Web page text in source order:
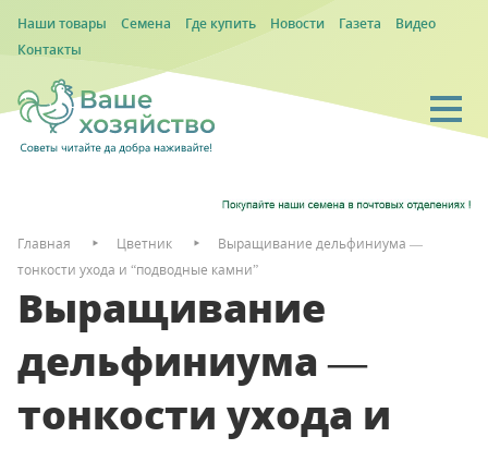
Наши товары Семена Где купить Новости Газета
Видео
Контакты
Главная Цветник
Выращивание дельфиниума —
тонкости ухода и “подводные камни”
Выращивание
дельфиниума —
тонкости ухода и